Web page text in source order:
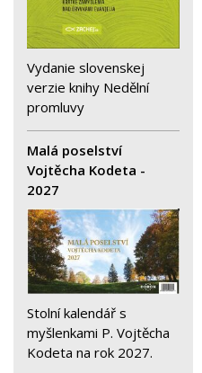
Vydanie slovenskej
verzie knihy Nedělní
promluvy
Malá poselství
Vojtěcha Kodeta -
2027
Stolní kalendář s
myšlenkami P. Vojtěcha
Kodeta na rok 2027.